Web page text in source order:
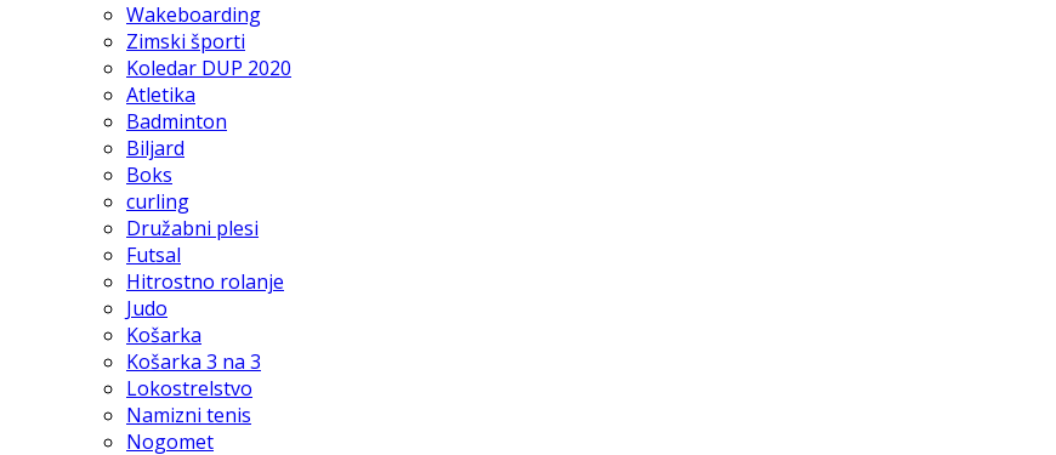
Wakeboarding
Zimski športi
Koledar DUP 2020
Atletika
Badminton
Biljard
Boks
curling
Družabni plesi
Futsal
Hitrostno rolanje
Judo
Košarka
Košarka 3 na 3
Lokostrelstvo
Namizni tenis
Nogomet